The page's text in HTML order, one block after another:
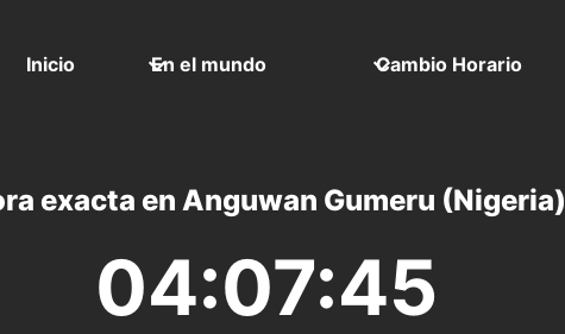
Inicio En el mundo Cambio Horario
exacta en Anguwan Gumeru (Nigeria)
04:07:45